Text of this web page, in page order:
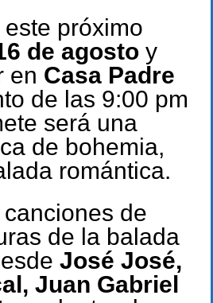
próximo
de agosto y
en Casa Padre
de las 9:00 pm
será una
de bohemia,
romántica.
de
de la balada
José José,
Juan Gabriel